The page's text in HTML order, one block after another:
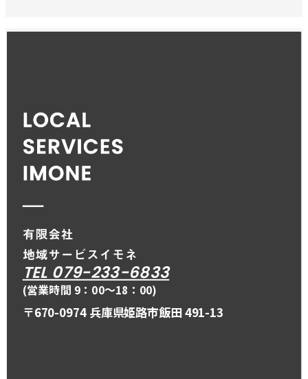
TEL 079-233-6833
(営業時間 9：00〜18：00)
〒670-0974 兵庫県姫路市飯田 491-13